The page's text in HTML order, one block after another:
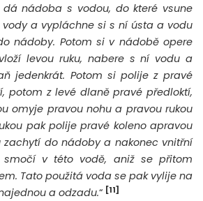
dá nádoba s vodou, do které vsune
vody a vypláchne si s ní ústa a vodu
nádoby. Potom si v nádobě opere
levou ruku, nabere s ní vodu a
jedenkrát. Potom si polije z pravé
potom z levé dlaně pravé předloktí,
omyje pravou nohu a pravou rukou
pak polije pravé koleno apravou
zachytí do nádoby a nakonec vnitřní
v této vodě, aniž se přitom
Tato použitá voda se pak vylije na
a odzadu.“ [11]